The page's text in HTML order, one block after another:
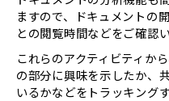
ますので、ドキュメントの
との閲覧時間などをご確認
これらのアクティビティか
の部分に興味を示したか、
いるかなどをトラッキング